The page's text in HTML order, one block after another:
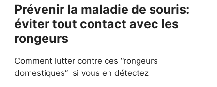
Prévenir la maladie de souris:
éviter tout contact avec les
rongeurs
Comment lutter contre ces “rongeurs
domestiques” si vous en détectez